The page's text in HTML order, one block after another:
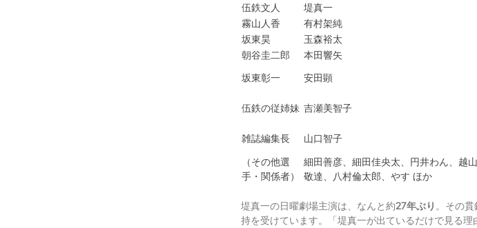
伍鉄文人
堤真一
霧山人香
有村架純
坂東昊
玉森裕太
朝谷圭二郎
本田響矢
坂東彰一
安田顕
伍鉄の従姉妹 吉瀬美智子
雑誌編集長
山口智子
（その他選
手・関係者）
細田善彦、細田佳央太、円井わん、越山
敬達、八村倫太郎、やす ほか
堤真一の日曜劇場主演は、なんと約27年ぶり 。その
持を受けています。「堤真一が出ているだけで見る